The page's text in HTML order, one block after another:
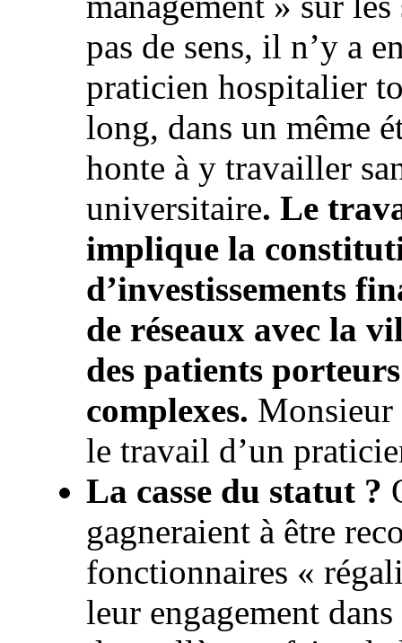
pas de sens, il n’y a
praticien hospitalier
long, dans un même
honte à y travailler
universitaire. Le
implique la
d’investissements
de réseaux avec la
des patients
complexes. Monsieur
le travail d’un
La casse du statut ?
gagneraient à être
fonctionnaires «
leur engagement